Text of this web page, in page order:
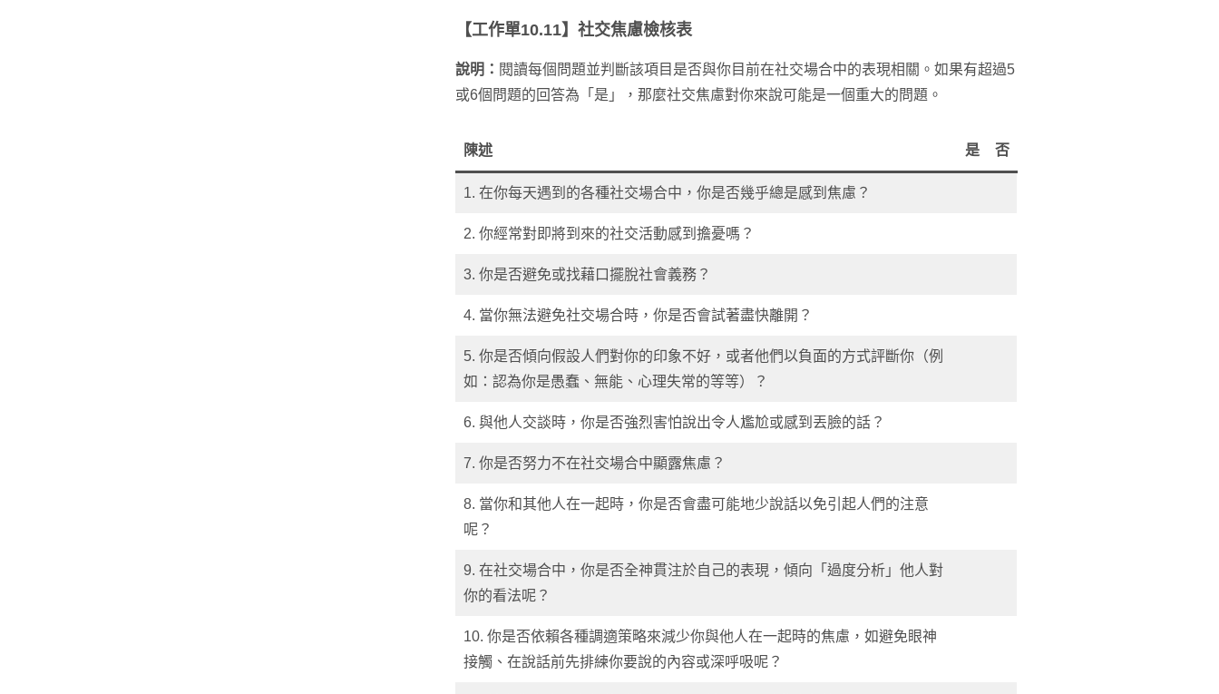
【工作單10.11】社交焦慮檢核表
說明： 閱讀每個問題並判斷該項目是否與你目前在社交場合中的表現相關。如果有超過5
或6個問題的回答為「是」，那麼社交焦慮對你來說可能是一個重大的問題。
陳述 是 否
1. 在你每天遇到的各種社交場合中，你是否幾乎總是感到焦慮？
2. 你經常對即將到來的社交活動感到擔憂嗎？
3. 你是否避免或找藉口擺脫社會義務？
4. 當你無法避免社交場合時，你是否會試著盡快離開？
5. 你是否傾向假設人們對你的印象不好，或者他們以負面的方式評斷你（例
如：認為你是愚蠢、無能、心理失常的等等）？
6. 與他人交談時，你是否強烈害怕說出令人尷尬或感到丟臉的話？
7. 你是否努力不在社交場合中顯露焦慮？
8. 當你和其他人在一起時，你是否會盡可能地少說話以免引起人們的注意
呢？
9. 在社交場合中，你是否全神貫注於自己的表現，傾向「過度分析」他人對
你的看法呢？
10. 你是否依賴各種調適策略來減少你與他人在一起時的焦慮，如避免眼神
接觸、在說話前先排練你要說的內容或深呼吸呢？